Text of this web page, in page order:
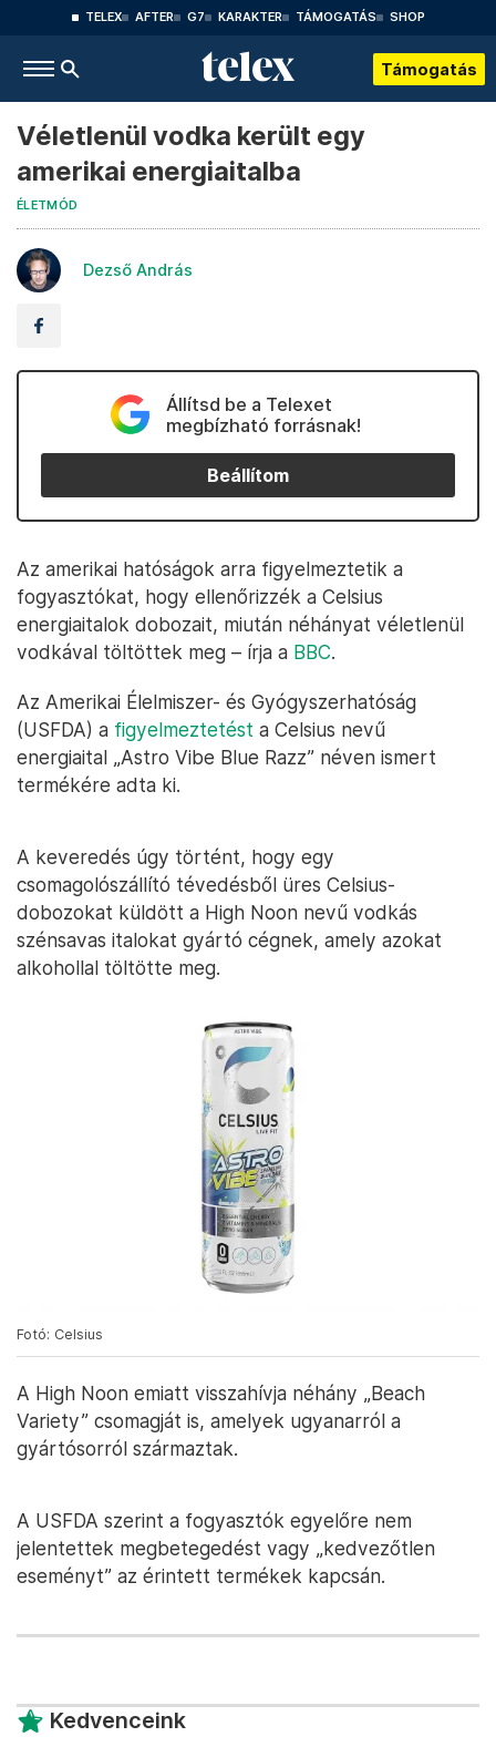
TELEX AFTER G7 KARAKTER TÁMOGATÁS SHOP
Támogatás
Véletlenül vodka került egy
amerikai energiaitalba
ÉLETMÓD
Dezső András
Állítsd be a Telexet
megbízható forrásnak!
Beállítom
Az amerikai hatóságok arra figyelmeztetik a
fogyasztókat, hogy ellenőrizzék a Celsius
energiaitalok dobozait, miután néhányat véletlenül
vodkával töltöttek meg – írja a BBC.
Az Amerikai Élelmiszer- és Gyógyszerhatóság
(USFDA) a figyelmeztetést a Celsius nevű
energiaital „Astro Vibe Blue Razz” néven ismert
termékére adta ki.
A keveredés úgy történt, hogy egy
csomagolószállító tévedésből üres Celsius-
dobozokat küldött a High Noon nevű vodkás
szénsavas italokat gyártó cégnek, amely azokat
alkohollal töltötte meg.
Fotó: Celsius
A High Noon emiatt visszahívja néhány „Beach
Variety” csomagját is, amelyek ugyanarról a
gyártósorról származtak.
A USFDA szerint a fogyasztók egyelőre nem
jelentettek megbetegedést vagy „kedvezőtlen
eseményt” az érintett termékek kapcsán.
Kedvenceink